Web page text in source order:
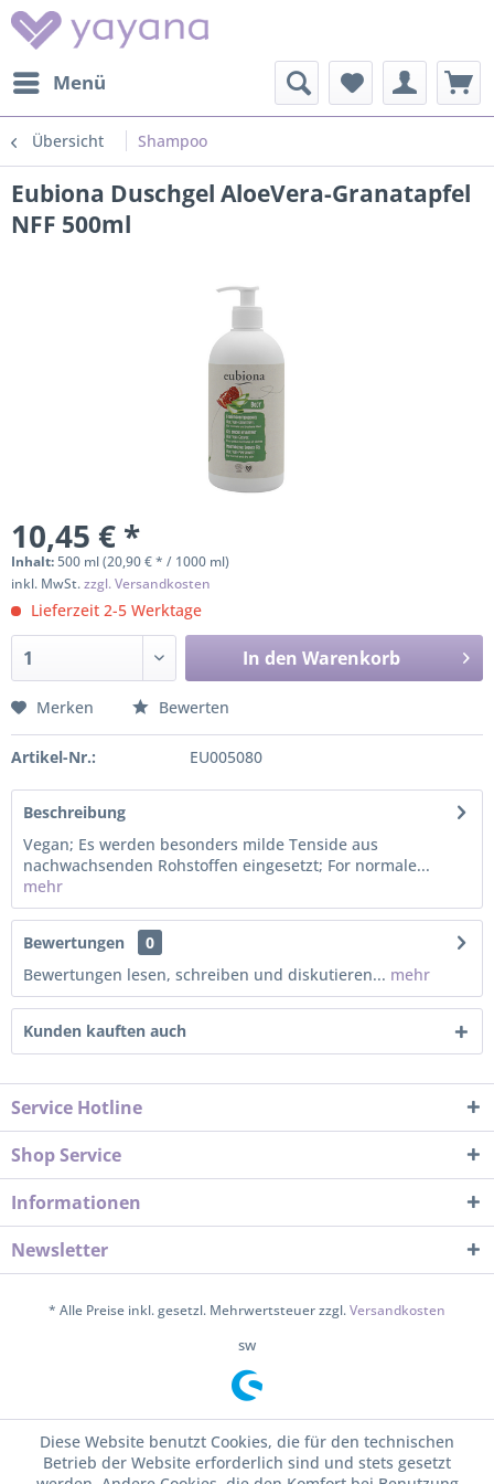
Menü
Übersicht Shampoo
Eubiona Duschgel AloeVera-Granatapfel
NFF 500ml
10,45 € *
Inhalt:500 ml (20,90 € * / 1000 ml)
inkl. MwSt.zzgl. Versandkosten
Lieferzeit 2-5 Werktage
In den Warenkorb
Merken Bewerten
Artikel-Nr.: EU005080
Beschreibung
Vegan; Es werden besonders milde Tenside aus
nachwachsenden Rohstoffen eingesetzt; For normale...
mehr
Bewertungen
0
Bewertungen lesen, schreiben und diskutieren... mehr
Kunden kauften auch
Service Hotline
Shop Service
Informationen
Newsletter
* Alle Preise inkl. gesetzl. Mehrwertsteuer zzgl.Versandkosten
sw
Diese Website benutzt Cookies, die für den technischen
Betrieb der Website erforderlich sind und stets gesetzt